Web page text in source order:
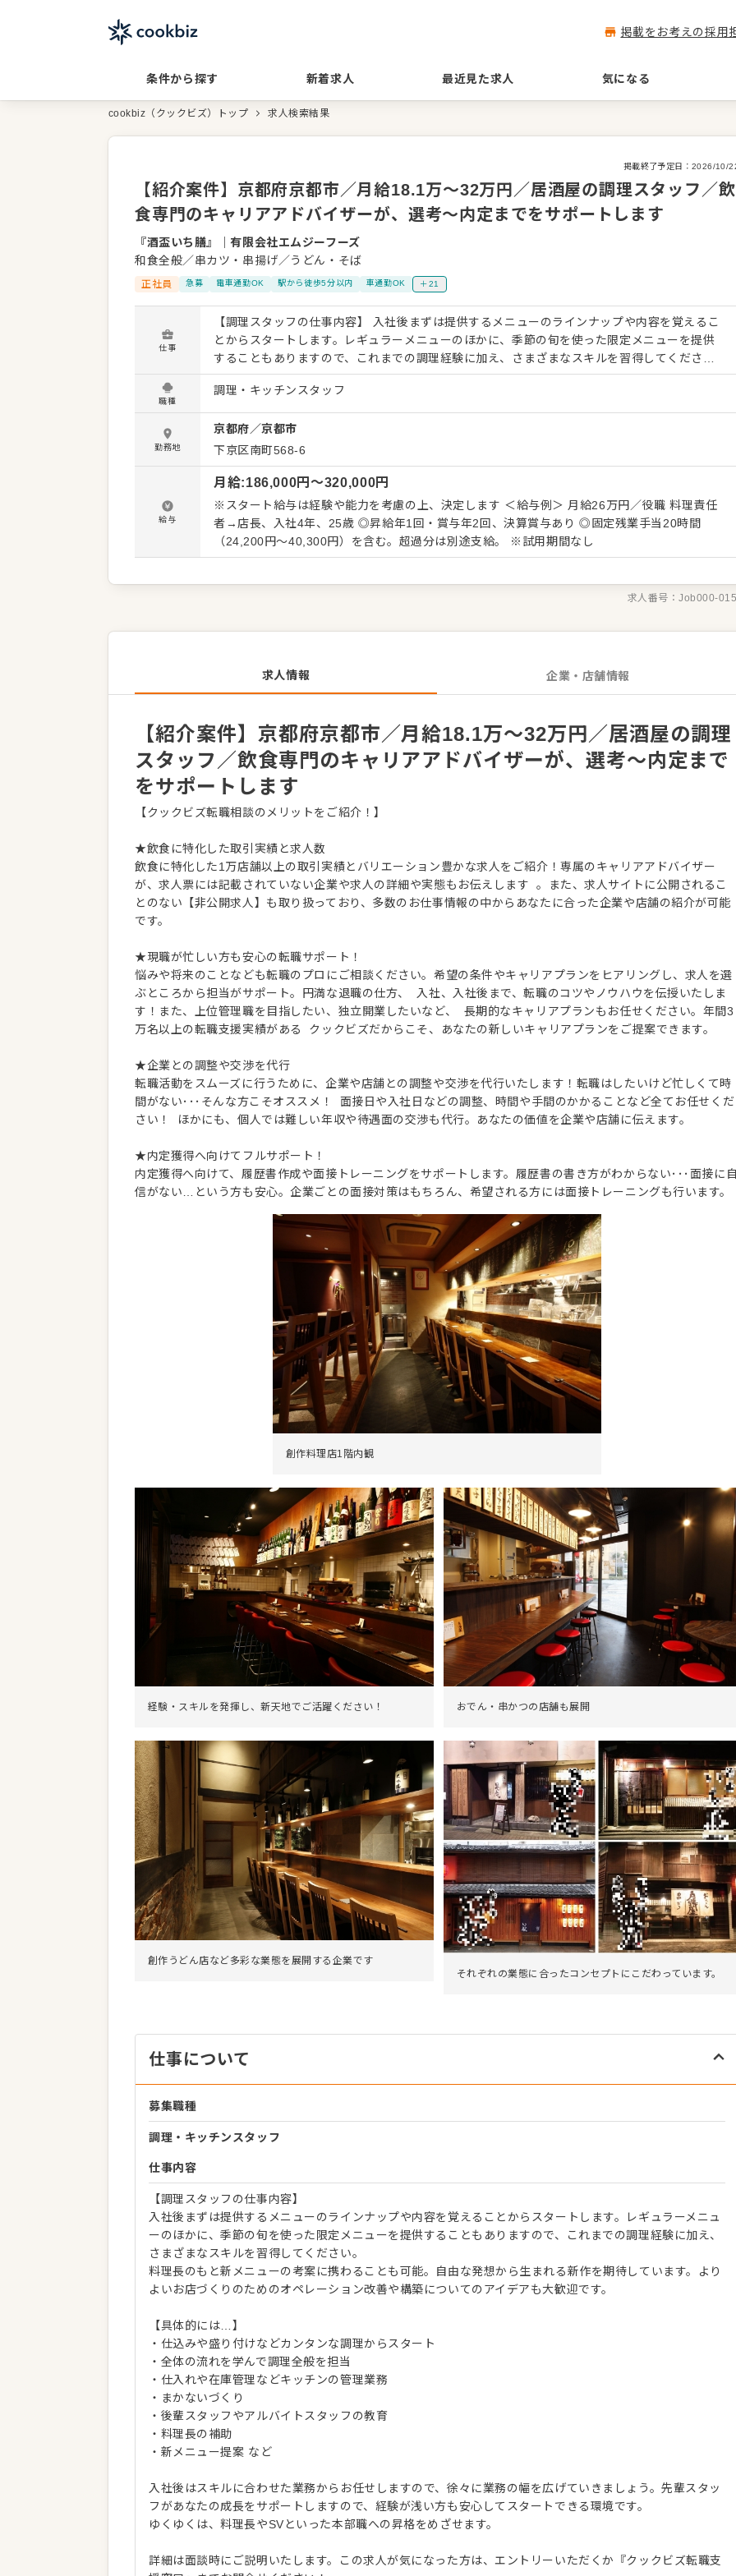
掲載をお考えの採用
条件から探す 新着求人 最近見た求人 気になる
cookbiz（クックビズ）トップ 求人検索結果
掲載終了予定日： 2026/10/
【紹介案件】京都府京都市／月給18.1万～32万円／居酒屋の調理スタッフ／飲
食専門のキャリアアドバイザーが、選考～内定までをサポートします
『酒盃いち膳』 ｜有限会社エムジーフーズ
和食全般／串カツ・串揚げ／うどん・そば
正社員 急募 電車通勤OK 駅から徒歩5分以内 車通勤OK ＋21
仕事
【調理スタッフの仕事内容】 入社後まずは提供するメニューのラインナップや内容を覚えるこ
とからスタートします。レギュラーメニューのほかに、季節の旬を使った限定メニューを提供
することもありますので、これまでの調理経験に加え、さまざまなスキルを習得してくださ
い。 料理長のもと新メニューの考案に携わることも可能。自由な発想から生まれる新作を期待
しています。よりよいお店づくりのためのオペレーション改善や構築についてのアイデアも大
歓迎です。 【具体的には…】 ・仕込みや盛り付けなどカンタンな調理からスタート ・全体の
流れを学んで調理全般を担当 ・仕入れや在庫管理などキッチンの管理業務 ・まかないづくり
・後輩スタッフやアルバイトスタッフの教育 ・料理長の補助 ・新メニュー提案 など 入社後は
スキルに合わせた業務からお任せしますので、徐々に業務の幅を広げていきましょう。先輩ス
タッフがあなたの成長をサポートしますので、経験が浅い方も安心してスタートできる環境で
す。 ゆくゆくは、料理長やSVといった本部職への昇格をめざせます。 詳細は面談時にご説明い
たします。この求人が気になった方は、エントリーいただくか『クックビズ転職支援窓口』ま
でお問合せください！
職種
調理・キッチンスタッフ
勤務地
京都府／京都市
下京区南町568-6
給与
月給:186,000円〜320,000円
※スタート給与は経験や能力を考慮の上、決定します ＜給与例＞ 月給26万円／役職 料理責任
者→店長、入社4年、25歳 ◎昇給年1回・賞与年2回、決算賞与あり ◎固定残業手当20時間
（24,200円～40,300円）を含む。超過分は別途支給。 ※試用期間なし
求人番号：Job000-
求人情報 企業・店舗情報
【紹介案件】京都府京都市／月給18.1万～32万円／居酒屋の調理
スタッフ／飲食専門のキャリアアドバイザーが、選考～内定まで
をサポートします
【クックビズ転職相談のメリットをご紹介！】
★飲食に特化した取引実績と求人数
飲食に特化した1万店舗以上の取引実績とバリエーション豊かな求人をご紹介！専属のキャリアアドバイザー
が、求人票には記載されていない企業や求人の詳細や実態もお伝えします 。また、求人サイトに公開されるこ
とのない【非公開求人】も取り扱っており、多数のお仕事情報の中からあなたに合った企業や店舗の紹介が可能
です。
★現職が忙しい方も安心の転職サポート！
悩みや将来のことなども転職のプロにご相談ください。希望の条件やキャリアプランをヒアリングし、求人を選
ぶところから担当がサポート。円満な退職の仕方、 入社、入社後まで、転職のコツやノウハウを伝授いたしま
す！また、上位管理職を目指したい、独立開業したいなど、 長期的なキャリアプランもお任せください。年間3
万名以上の転職支援実績がある クックビズだからこそ、あなたの新しいキャリアプランをご提案できます。
★企業との調整や交渉を代行
転職活動をスムーズに行うために、企業や店舗との調整や交渉を代行いたします！転職はしたいけど忙しくて時
間がない･･･そんな方こそオススメ！ 面接日や入社日などの調整、時間や手間のかかることなど全てお任せくだ
さい！ ほかにも、個人では難しい年収や待遇面の交渉も代行。あなたの価値を企業や店舗に伝えます。
★内定獲得へ向けてフルサポート！
内定獲得へ向けて、履歴書作成や面接トレーニングをサポートします。履歴書の書き方がわからない･･･面接に
信がない…という方も安心。企業ごとの面接対策はもちろん、希望される方には面接トレーニングも行います。
創作料理店1階内観
経験・スキルを発揮し、新天地でご活躍ください！ おでん・串かつの店舗も展開
創作うどん店など多彩な業態を展開する企業です
それぞれの業態に合ったコンセプトにこだわっています。
仕事について
募集職種
調理・キッチンスタッフ
仕事内容
【調理スタッフの仕事内容】
入社後まずは提供するメニューのラインナップや内容を覚えることからスタートします。レギュラーメニュ
ーのほかに、季節の旬を使った限定メニューを提供することもありますので、これまでの調理経験に加え、
さまざまなスキルを習得してください。
料理長のもと新メニューの考案に携わることも可能。自由な発想から生まれる新作を期待しています。より
よいお店づくりのためのオペレーション改善や構築についてのアイデアも大歓迎です。
【具体的には…】
・仕込みや盛り付けなどカンタンな調理からスタート
・全体の流れを学んで調理全般を担当
・仕入れや在庫管理などキッチンの管理業務
・まかないづくり
・後輩スタッフやアルバイトスタッフの教育
・料理長の補助
・新メニュー提案 など
入社後はスキルに合わせた業務からお任せしますので、徐々に業務の幅を広げていきましょう。先輩スタッ
フがあなたの成長をサポートしますので、経験が浅い方も安心してスタートできる環境です。
ゆくゆくは、料理長やSVといった本部職への昇格をめざせます。
詳細は面談時にご説明いたします。この求人が気になった方は、エントリーいただくか『クックビズ転職支